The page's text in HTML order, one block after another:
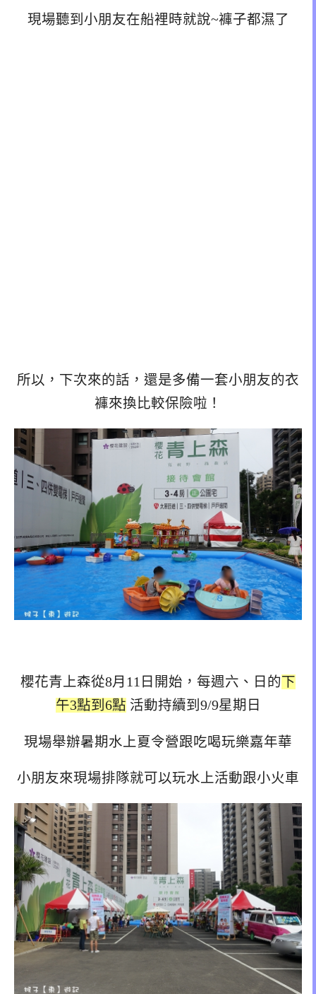
現場聽到小朋友在船裡時就說~褲子都濕了
所以，下次來的話，還是多備一套小朋友的衣
褲來換比較保險啦！
櫻花青上森從8月11日開始，每週六、日的下
午3點到6點 活動持續到9/9星期日
現場舉辦暑期水上夏令營跟吃喝玩樂嘉年華
小朋友來現場排隊就可以玩水上活動跟小火車